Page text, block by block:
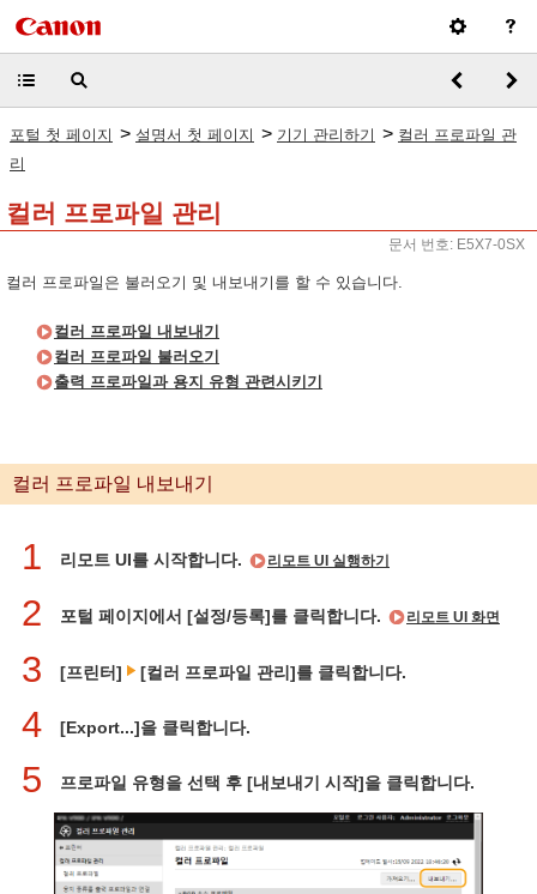
포털 첫 페이지 > 설명서 첫 페이지 > 기기 관리하기 > 컬러 프로파일 관
리
컬러 프로파일 관리
문서 번호: E5X7-0SX
컬러 프로파일은 불러오기 및 내보내기를 할 수 있습니다.
컬러 프로파일 내보내기
컬러 프로파일 불러오기
출력 프로파일과 용지 유형 관련시키기
컬러 프로파일 내보내기
1 리모트 UI를 시작합니다. 리모트 UI 실행하기
2 포털 페이지에서 [설정/등록]를 클릭합니다. 리모트 UI 화면
3 [프린터] [컬러 프로파일 관리]를 클릭합니다.
4 [Export...]을 클릭합니다.
5 프로파일 유형을 선택 후 [내보내기 시작]을 클릭합니다.